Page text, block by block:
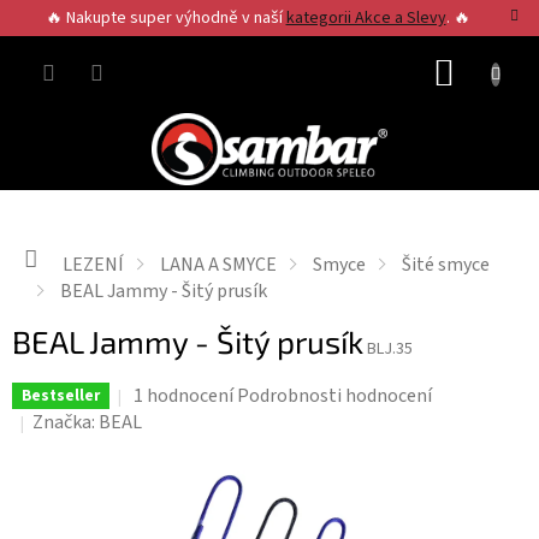
na
obsah
🔥 Nakupte super výhodně v našíkategorii Akce a Slevy. 🔥
Domů
LEZENÍ LANA A SMYCE Smyce
Šité smyce
BEAL Jammy - Šitý prusík
BEAL Jammy - Šitý prusík BLJ.35
Bestseller
Průměrné
hodnocení
1 hodnocení Podrobnosti hodnocení
Značka: BEAL